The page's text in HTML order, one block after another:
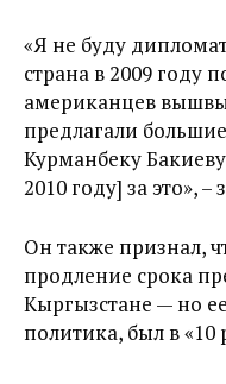
«Я не буду
страна в 2009 году
американцев
предлагали
Курманбеку
2010 году] за это»,
Он также признал,
продление срока
Кыргызстане — но
политика, был в «10